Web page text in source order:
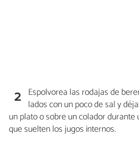
2 Espolvorea las rodajas de
lados con un poco de sal y
un plato o sobre un colador durante
que suelten los jugos internos.